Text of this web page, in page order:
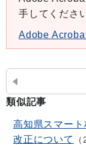
手してくださ
Adobe
類似記事
高知県スマー
改正について